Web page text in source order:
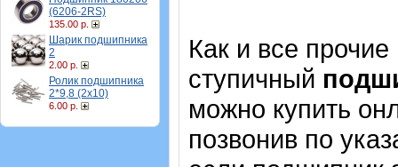
(6206-2RS)
135.00 р.
Шарик подшипника
2
2.00 р.
Ролик подшипника
2*9,8 (2х10)
6.00 р.
Как и все
ступичный
можно купить
позвонив по